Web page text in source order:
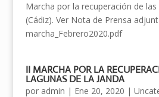
Marcha por la recuperación de las
(Cádiz). Ver Nota de Prensa
marcha_Febrero2020.pdf
II MARCHA POR LA
LAGUNAS DE LA JANDA
por admin | Ene 20, 2020 |